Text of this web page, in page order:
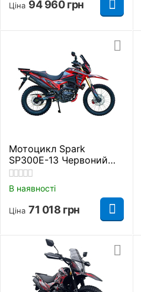
Ціна 94 960 грн
Мотоцикл Spark
SP300E-13 Червоний
300 куб. см.
В наявності
Ціна 71 018 грн